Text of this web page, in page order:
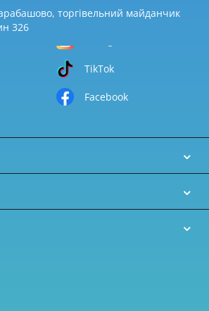
торгівельний майданчик
326
TikTok
Facebook